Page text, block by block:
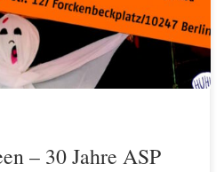
– 30 Jahre ASP